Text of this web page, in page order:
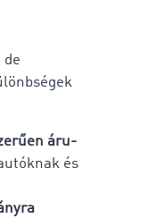
de
áru-
és